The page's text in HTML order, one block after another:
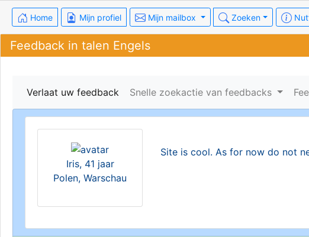
Home Mijn profiel Mijn mailbox Zoeken
Feedback in talen Engels
Verlaat uw feedback Snelle zoekactie van feedbacks
Iris, 41 jaar
Polen, Warschau
Site is cool. As for now do not